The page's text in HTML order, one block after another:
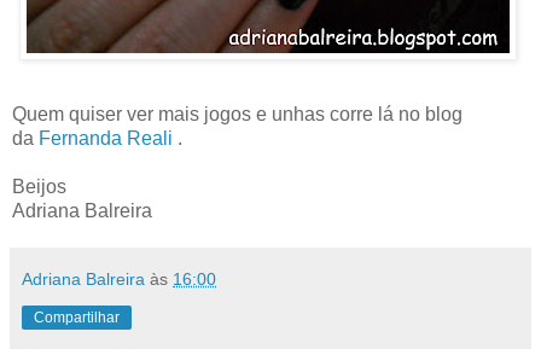
Quem quiser ver mais jogos e unhas corre lá no blog
da Fernanda Reali .
Beijos
Adriana Balreira
Adriana Balreira às 16:00
Compartilhar